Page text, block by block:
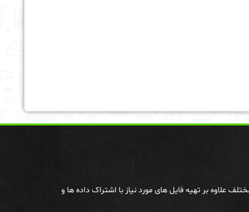
علاوه بر تهیه فایل های مورد نیاز با اشتراک داده ها و